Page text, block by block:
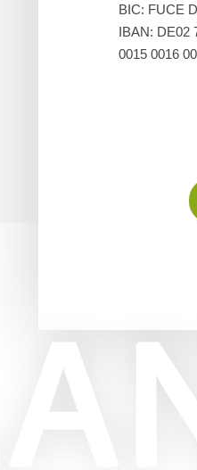
BIC: FUCE
IBAN: DE02
0015 0016 00